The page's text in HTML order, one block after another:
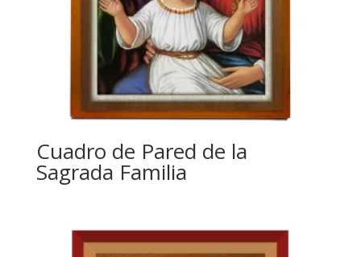
Cuadro de Pared de la
Sagrada Familia